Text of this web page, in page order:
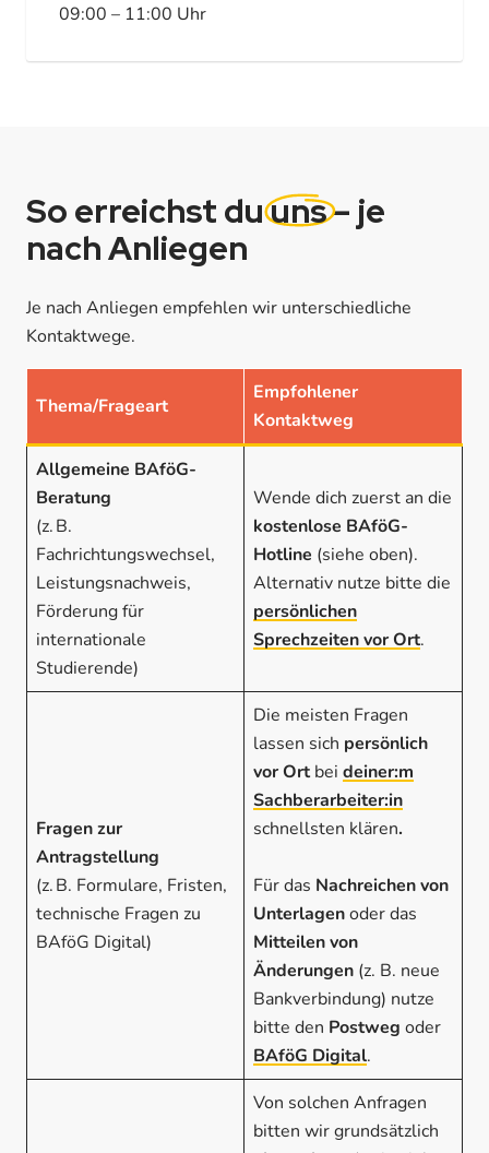
09:00 – 11:00 Uhr
So erreichst duuns– je
nach Anliegen
Je nach Anliegen empfehlen wir unterschiedliche
Kontaktwege.
Thema/Frageart
Empfohlener
Kontaktweg
Allgemeine BAföG-
Beratung
(z. B.
Fachrichtungswechsel,
Leistungsnachweis,
Förderung für
internationale
Studierende)
Wende dich zuerst an die
kostenlose BAföG-
Hotline (siehe oben).
Alternativ nutze bitte die
persönlichen
Sprechzeiten vor Ort.
Fragen zur
Antragstellung
(z. B. Formulare, Fristen,
technische Fragen zu
BAföG Digital)
Die meisten Fragen
lassen sich persönlich
vor Ortbei deiner:m
Sachberarbeiter:in
schnellsten klären.
Für das Nachreichen von
Unterlagenoder das
Mitteilen von
Änderungen (z. B. neue
Bankverbindung) nutze
bitte den Postweg oder
BAföG Digital.
Von solchen Anfragen
bitten wir grundsätzlich